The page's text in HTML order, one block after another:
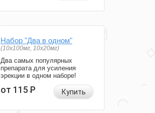
Набор "Два в одном"
(10x100мг, 10x20мг)
Два самых популярных
препарата для усиления
эрекции в одном наборе!
от 115Р Купить